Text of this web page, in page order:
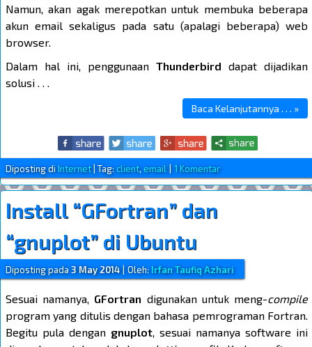
Namun, akan agak merepotkan untuk membuka beberapa
akun email sekaligus pada satu (apalagi beberapa) web
browser.
Dalam hal ini, penggunaan Thunderbird dapat dijadikan
solusi . . .
Baca Kelanjutannya . . . »
Diposting diInternet Tag:client,email 1 Komentar
Install “GFortran” dan
“gnuplot” di Ubuntu
Diposting pada3 May 2014 Oleh:Irfan Taufiq Azhari
Sesuai namanya, GFortran digunakan untuk meng-compile
program yang ditulis dengan bahasa pemrograman Fortran.
Begitu pula dengan gnuplot, sesuai namanya software ini